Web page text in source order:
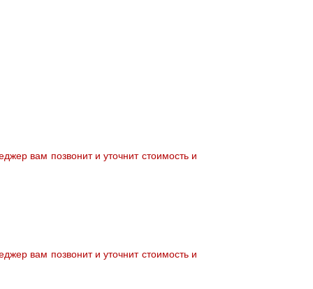
вам позвонит и уточнит стоимость и
вам позвонит и уточнит стоимость и